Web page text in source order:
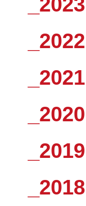
_2022
_2021
_2020
_2019
_2018